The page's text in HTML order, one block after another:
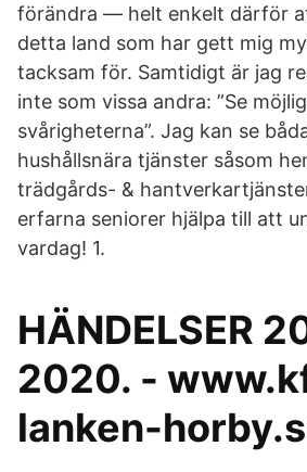
förändra — helt enkelt därför
detta land som har gett mig
tacksam för. Samtidigt är jag
inte som vissa andra: ”Se
svårigheterna”. Jag kan se
hushållsnära tjänster såsom
trädgårds- &
erfarna seniorer hjälpa till att
vardag! 1.
HÄNDELSER
2020. -
lanken-